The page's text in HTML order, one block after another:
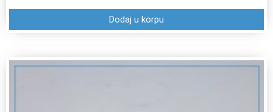
Dodaj u korpu